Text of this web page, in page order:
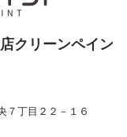
クリーンペイン
７丁目２２－１６